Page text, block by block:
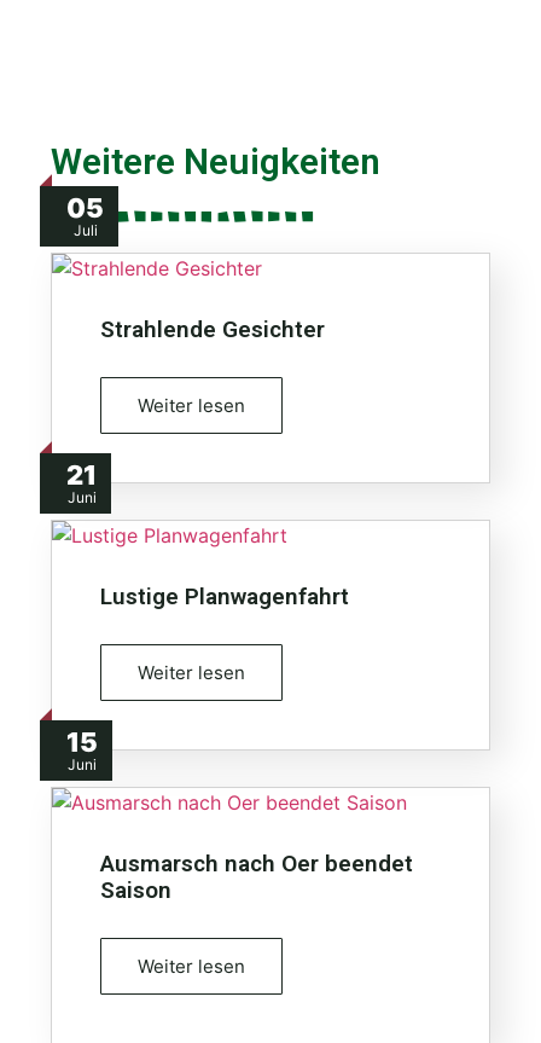
Weitere Neuigkeiten
05
Juli
Strahlende Gesichter
Weiter lesen
21
Juni
Lustige Planwagenfahrt
Weiter lesen
15
Juni
Ausmarsch nach Oer beendet
Saison
Weiter lesen